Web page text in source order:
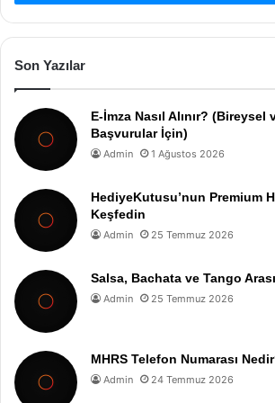
Son Yazılar
E-İmza Nasıl Alınır? (Bireysel
Başvurular İçin)
Admin 1 Ağustos 2026
HediyeKutusu’nun Premium
Keşfedin
Admin 25 Temmuz 2026
Salsa, Bachata ve Tango
Admin 25 Temmuz 2026
MHRS Telefon Numarası
Admin 24 Temmuz 2026